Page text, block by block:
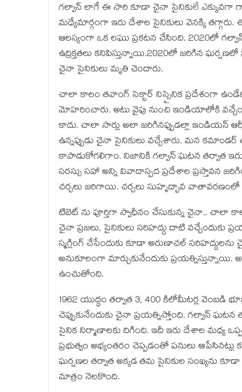
గల్వాన్ లాగే ఈ సారి కూడా చైనా సైనికులే ఎక్కువగా
మధ్యేమార్గంగా ఇరు దేశాల సైనికులు వెనక్కి
ఆలస్యంగా ఒక లఘు ప్రకటన చేసింది. 2020లో
ఉద్రిక్తతలు కనిపిస్తున్నాయి.2020లో జరిగిన
చైనా సైనికులు మృతి చెందారు.
చాలా కాలం తవాంగ్ సెక్టార్ నిస్సైనిక ప్రదేశంగా
మోహరించారు. అటు వైపు నుంచి ఇండియాలోకి
కాదు. చాలా సార్లు అలా జరిగినప్పుడల్లా ఇండియన్
ఉన్నప్పుడు చైనా సైనికులు వచ్చేశారు. మన
కాపాడుకోగలిగాం. నిజానికి గల్వాన్ ఘటన తర్వాత
సరస్సు సహా అన్ని వివాదాస్పద ప్రదేశాల ప్రస్తావన
చర్చలు జరిగాయి. చర్చలు సుహృద్భావ
టిబెట్ ను పూర్తిగా స్వాధీనం చేసుకున్న చైనా.. చాలా
చైనా ప్రజలు, సైనికులు సరిహద్దు దాటి వచ్చేందుకు
స్మగ్లింగ్ చేసేందుకు కూడా అరుణాచల్
అనుకూలంగా మార్చుకునేందుకు
ఉంచుతోంది.
1962 యుద్ధం తర్వాత 3, 400 కిలోమీటర్ల వెంబడి
చెప్పుకునేందుకు చైనా ప్రయత్నిస్తోంది. గల్వాన్
సైనిక నిర్మాణాలకు దిగింది. ఇదీ ఇరు దేశాల మధ్య
ప్రభుత్వం అభ్యంతరం చెప్పడంతో పనులు
ఘర్షణల తర్వాత అక్కడ తమ సైనికుల సంఖ్యను కూడా
మాత్రం నెలకొంది.